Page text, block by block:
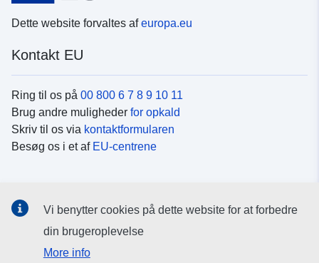
Dette website forvaltes afeuropa.eu
Kontakt EU
Ring til os på 00 800 6 7 8 9 10 11
Brug andre muligheder for opkald
Skriv til os via kontaktformularen
Besøg os i et af EU-centrene
Søg efter EU's sider påsociale medier
Vi benytter cookies på dette website for at forbedre
din brugeroplevelse
More info